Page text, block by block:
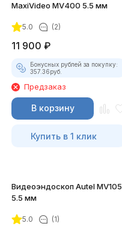
MaxiVideo MV400 5.5 мм
5.0 (2)
11 900 ₽
Бонусных рублей за покупку:
357.36руб.
Предзаказ
В корзину
Купить в 1 клик
Видеоэндоскоп Autel MV105
5.5 мм
5.0 (1)